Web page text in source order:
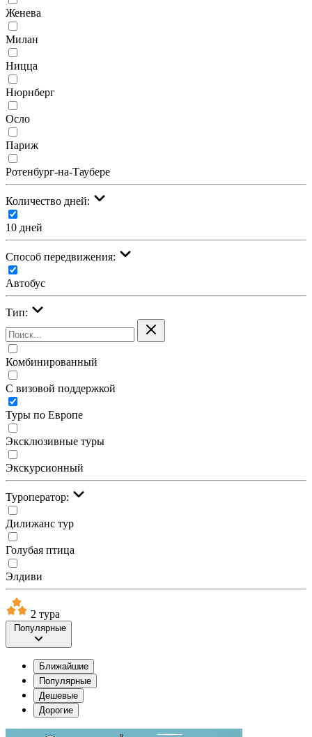
Женева
Милан
Ницца
Нюрнберг
Осло
Париж
Ротенбург-на-Таубере
Количество дней:
10 дней
Cпособ передвижения:
Автобус
Тип:
Комбинированный
С визовой поддержкой
Туры по Европе
Эксклюзивные туры
Экскурсионный
Туроператор:
Дилижанс тур
Голубая птица
Элдиви
2 тура
Популярные
Ближайшие
Популярные
Дешевые
Дорогие